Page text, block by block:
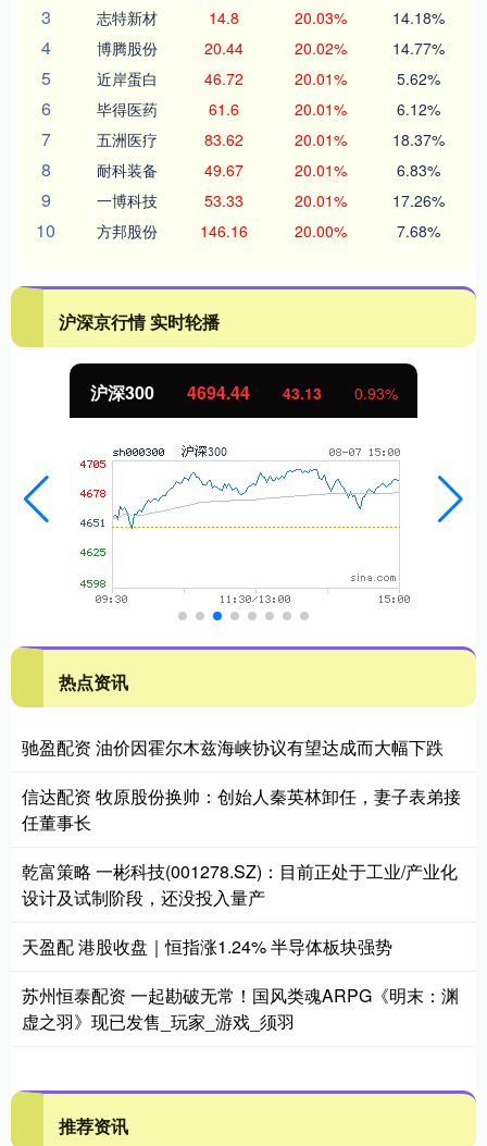
3 志特新材 14.8 20.03% 14.18%
4 博腾股份 20.44 20.02% 14.77%
5 近岸蛋白 46.72 20.01% 5.62%
6 毕得医药 61.6 20.01% 6.12%
7 五洲医疗 83.62 20.01% 18.37%
8 耐科装备 49.67 20.01% 6.83%
9 一博科技 53.33 20.01% 17.26%
10 方邦股份 146.16 20.00% 7.68%
沪深京行情 实时轮播
北证50 1134.24 11.37 1.01%
热点资讯
驰盈配资 油价因霍尔木兹海峡协议有望达成而大幅下跌
信达配资 牧原股份换帅：创始人秦英林卸任，妻子表弟接
任董事长
乾富策略 一彬科技(001278.SZ)：目前正处于工业/产业化
设计及试制阶段，还没投入量产
天盈配 港股收盘｜恒指涨1.24% 半导体板块强势
苏州恒泰配资 一起勘破无常！国风类魂ARPG《明末：渊
虚之羽》现已发售_玩家_游戏_须羽
推荐资讯